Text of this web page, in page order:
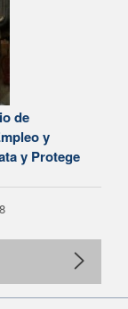
de
y
y Protege